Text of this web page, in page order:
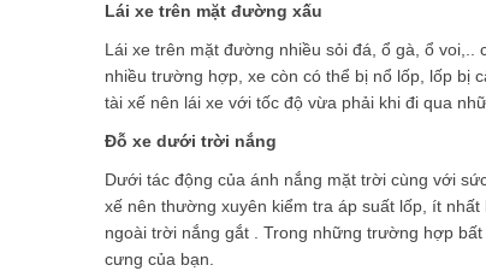
Lái xe trên mặt đường xấu
Lái xe trên mặt đường nhiều sỏi đá, ổ gà, ổ
nhiều trường hợp, xe còn có thể bị nổ lốp, lốp bị
tài xế nên lái xe với tốc độ vừa phải khi đi qua
Đỗ xe dưới trời nắng
Dưới tác động của ánh nắng mặt trời cùng với
xế nên thường xuyên kiểm tra áp suất lốp, ít
ngoài trời nắng gắt . Trong những trường hợp
cưng của bạn.